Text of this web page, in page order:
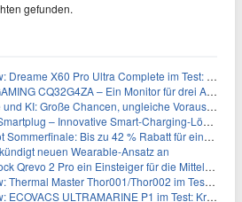
gefunden.
Pro Ultra Complete im Test: 42.000 Pa, 100 °C Moppwäsche & erstaunlich viel Technik in nur 8,9 cm Höhe
CQ32G4ZA – Ein Monitor für drei Arten von Spielen
KI: Große Chancen, ungleiche Voraussetzungen
– Innovative Smart-Charging-Lösung hilft die Leistung eures Akku zu erhalten
Bis zu 42 % Rabatt für einen rundum sauberen Pool
neuen Wearable‑Ansatz an
Qrevo 2 Pro ein Einsteiger für die Mittelklasse
Thor001/Thor002 im Test: Professionelle Wärmebilddiagnose mit Makroobjektiv, 512 × 384 X³IR & großem IPS-Display
ULTRAMARINE P1 im Test: Kraftvolle Poolreinigung mit 18.200 l/h, Doppelfilter & intelligenter Navigation